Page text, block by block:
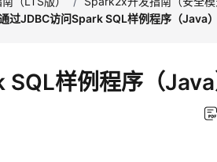
过JDBC访问Spark SQL样例程序（Java）
样例程序（Java